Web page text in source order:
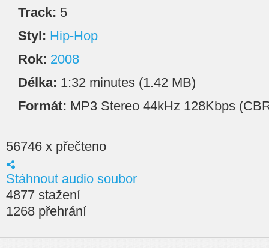
Track: 5
Styl: Hip-Hop
Rok: 2008
Délka: 1:32 minutes (1.42 MB)
Formát: MP3 Stereo 44kHz 128Kbps
56746 x přečteno
Stáhnout audio soubor
4877 stažení
1268 přehrání